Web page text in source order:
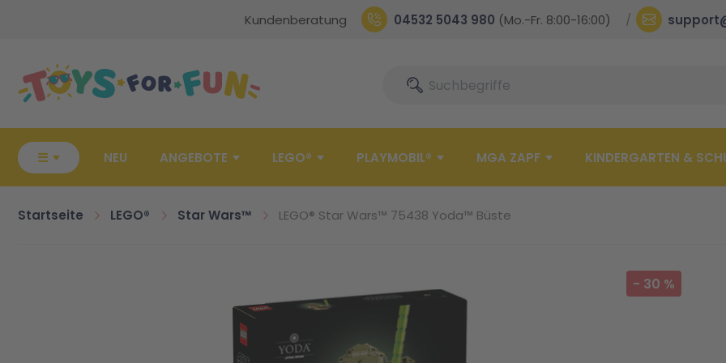
Kundenberatung 04532 5043 980 (Mo.-Fr. 8:00-16:00)
SucheSuche
☰ NEU ANGEBOTE LEGO® PLAYMOBIL® MGA ZAPF KINDERGARTEN &
Startseite LEGO® Star Wars™ LEGO® Star Wars™ 75438 Yoda™ Büste
- 30 %